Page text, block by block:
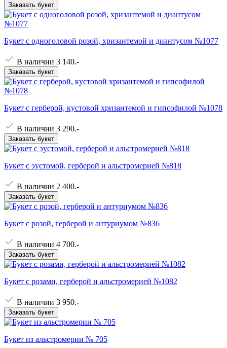
Заказать букет
Букет с одноголовой розой, хризантемой и диантусом №1077
В наличии 3 140.-
Заказать букет
Букет с герберой, кустовой хризантемой и гипсофилой №1078
В наличии 3 290.-
Заказать букет
Букет с эустомой, герберой и альстромерией №818
В наличии 2 400.-
Заказать букет
Букет с розой, герберой и антуриумом №836
В наличии 4 700.-
Заказать букет
Букет с розами, герберой и альстромерией №1082
В наличии 3 950.-
Заказать букет
Букет из альстромерии № 705